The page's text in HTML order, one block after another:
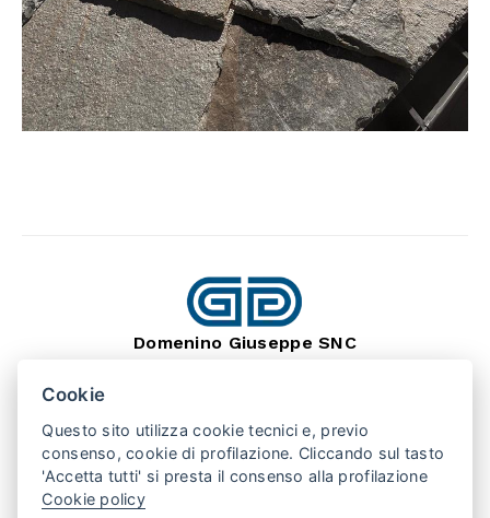
Domenino Giuseppe SNC
VIA MONTEBRACCO, 15
TEL. +39 0175 346407
PUNTO VENDITA: SAN SECONDO (TO) 10060
Cookie
Questo sito utilizza cookie tecnici e, previo
consenso, cookie di profilazione. Cliccando sul tasto
'Accetta tutti' si presta il consenso alla profilazione
Cookie policy